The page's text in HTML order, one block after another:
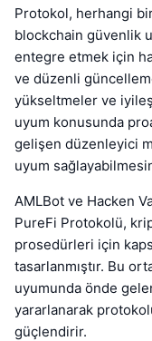
Protokol, herhangi bir
blockchain güvenlik
entegre etmek için
ve düzenli
yükseltmeler ve
uyum konusunda
gelişen düzenleyici
uyum
AMLBot ve Hacken
PureFi Protokolü,
prosedürleri için
tasarlanmıştır. Bu
uyumunda önde
yararlanarak
güçlendirir.